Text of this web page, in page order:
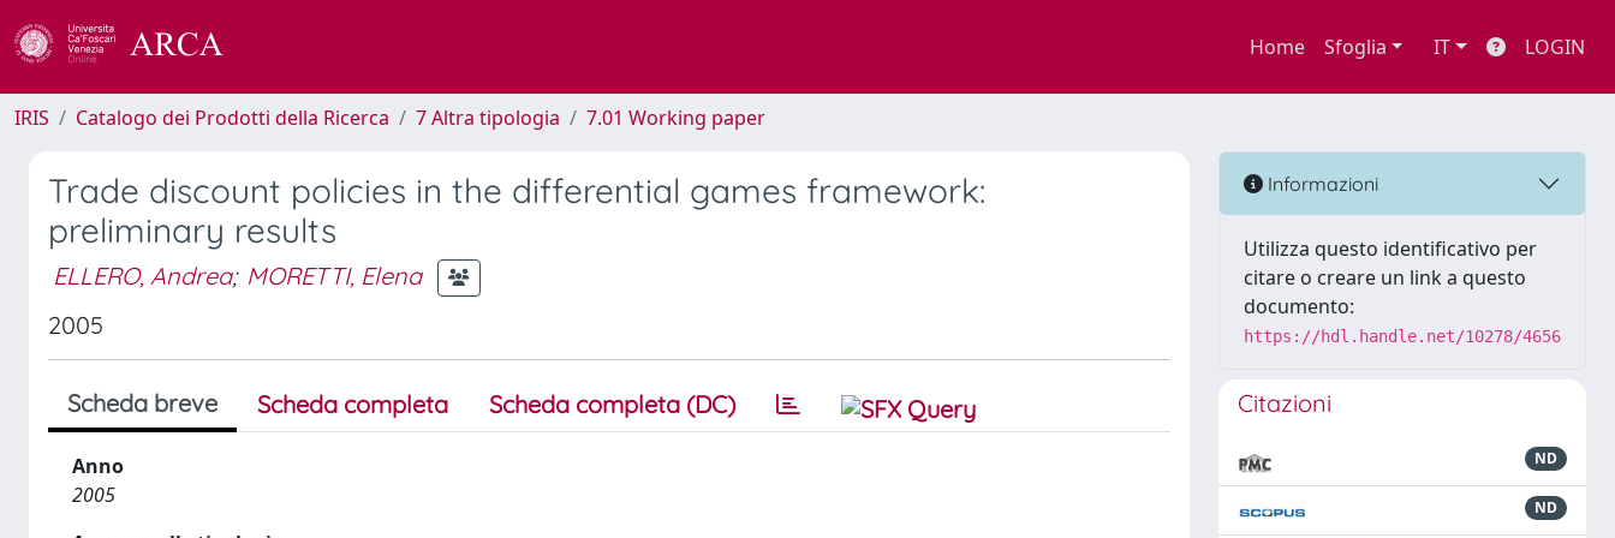
Home Sfoglia IT LOGIN
IRIS Catalogo dei Prodotti della Ricerca 7 Altra tipologia 7.01 Working paper
Trade discount policies in the differential games framework:
preliminary results
ELLERO, Andrea; MORETTI, Elena
2005
Scheda breve Scheda completa Scheda completa (DC)
Anno
2005
Informazioni
Utilizza questo identificativo per
citare o creare un link a questo
documento:
https://hdl.handle.net/10278/4656
Citazioni
ND
ND